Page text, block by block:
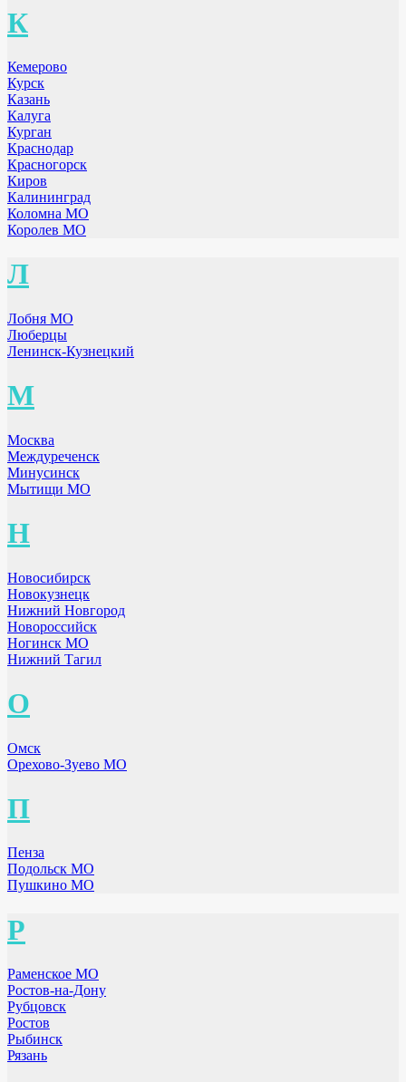
К
Кемерово
Курск
Казань
Калуга
Курган
Краснодар
Красногорск
Киров
Калининград
Коломна МО
Королев МО
Л
Лобня МО
Люберцы
Ленинск-Кузнецкий
М
Москва
Междуреченск
Минусинск
Мытищи МО
Н
Новосибирск
Новокузнецк
Нижний Новгород
Новороссийск
Ногинск МО
Нижний Тагил
О
Омск
Орехово-Зуево МО
П
Пенза
Подольск МО
Пушкино МО
Р
Раменское МО
Ростов-на-Дону
Рубцовск
Ростов
Рыбинск
Рязань